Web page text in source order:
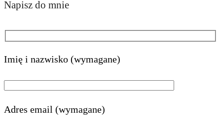
Napisz do mnie
Imię i nazwisko (wymagane)
Adres email (wymagane)